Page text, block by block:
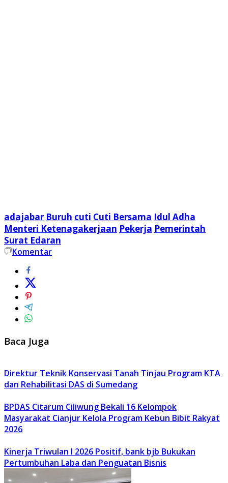
adajabar Buruh cuti Cuti Bersama Idul Adha
Menteri Ketenagakerjaan Pekerja Pemerintah
Surat Edaran
Komentar
Baca Juga
Direktur Teknik Konservasi Tanah Tinjau Program KTA
dan Rehabilitasi DAS di Sumedang
BPDAS Citarum Ciliwung Bekali 16 Kelompok
Masyarakat Cianjur Kelola Program Kebun Bibit Rakyat
2026
Kinerja Triwulan I 2026 Positif, bank bjb Bukukan
Pertumbuhan Laba dan Penguatan Bisnis